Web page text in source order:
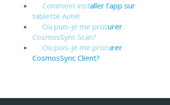
Comment installer l'app sur
tablette Autel
Où puis-je me procurer
CosmosSync Scan?
Où puis-je me procurer
CosmosSync Client?